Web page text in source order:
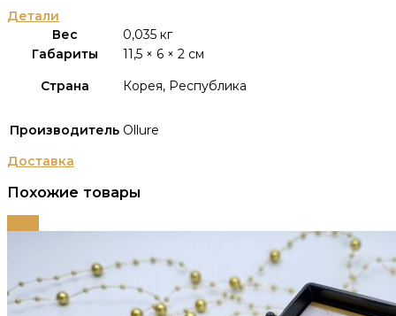
Детали
Вес
0,035 кг
Габариты
11,5 × 6 × 2 см
Страна
Корея, Республика
Производитель Ollure
Доставка
Похожие товары